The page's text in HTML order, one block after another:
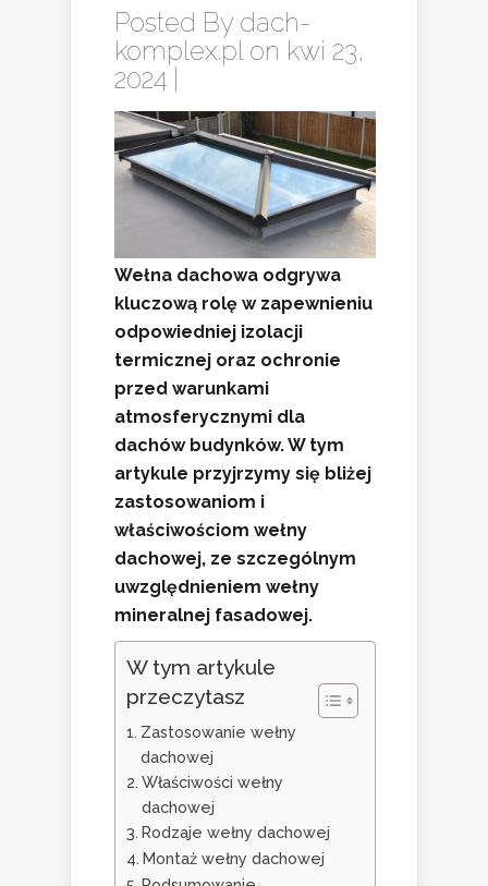
Posted By dach-
komplex.plon kwi 23,
2024 |
Wełna dachowa odgrywa
kluczową rolę w zapewnieniu
odpowiedniej izolacji
termicznej oraz ochronie
przed warunkami
atmosferycznymi dla
dachów budynków. W tym
artykule przyjrzymy się bliżej
zastosowaniom i
właściwościom wełny
dachowej, ze szczególnym
uwzględnieniem wełny
mineralnej fasadowej.
W tym artykule
przeczytasz
Zastosowanie wełny
dachowej
Właściwości wełny
dachowej
Rodzaje wełny dachowej
Montaż wełny dachowej